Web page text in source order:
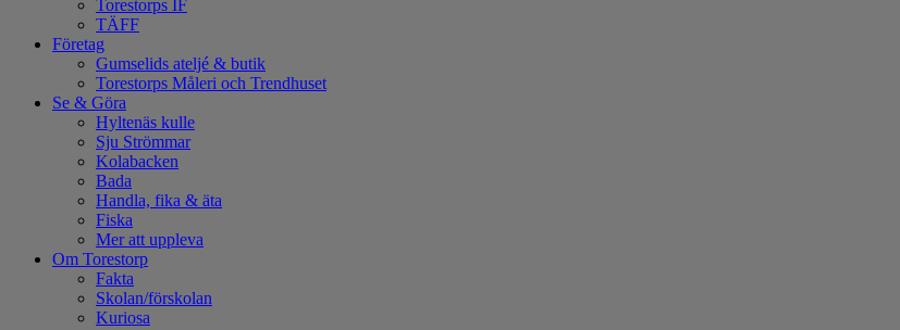
Torestorps IF
TÄFF
Företag
Gumselids ateljé & butik
Torestorps Måleri och Trendhuset
Se & Göra
Hyltenäs kulle
Sju Strömmar
Kolabacken
Bada
Handla, fika & äta
Fiska
Mer att uppleva
Om Torestorp
Fakta
Skolan/förskolan
Kuriosa